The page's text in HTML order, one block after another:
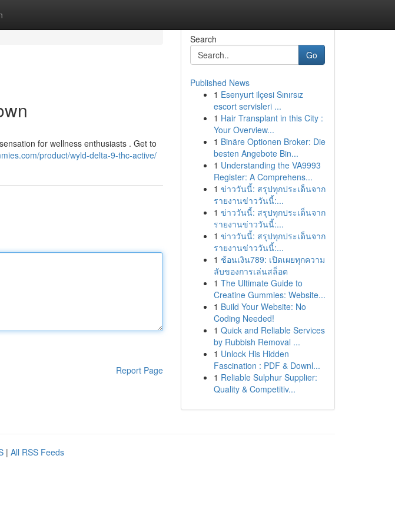
for wellness enthusiasts . Get to
product/wyld-delta-9-thc-active/
Report Page
Search
Go
Published News
1 Esenyurt ilçesi Sınırsız
escort servisleri ...
1 Hair Transplant in this City :
Your Overview...
1 Binäre Optionen Broker: Die
besten Angebote Bin...
1 Understanding the VA9993
Register: A Comprehens...
1 ข่าววันนี้: สรุปทุกประเด็นจาก
รายงานข่าววันนี้:...
1 ข่าววันนี้: สรุปทุกประเด็นจาก
รายงานข่าววันนี้:...
1 ข่าววันนี้: สรุปทุกประเด็นจาก
รายงานข่าววันนี้:...
1 ช้อนเงิน789: เปิดเผยทุกความ
ลับของการเล่นสล็อต
1 The Ultimate Guide to
Creatine Gummies: Website...
1 Build Your Website: No
Coding Needed!
1 Quick and Reliable Services
by Rubbish Removal ...
1 Unlock His Hidden
Fascination : PDF & Downl...
1 Reliable Sulphur Supplier:
Quality & Competitiv...
| All RSS Feeds